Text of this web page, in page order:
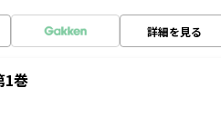
詳細を見る
1巻